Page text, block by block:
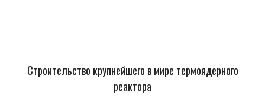
Строительство крупнейшего в мире термоядерного
реактора